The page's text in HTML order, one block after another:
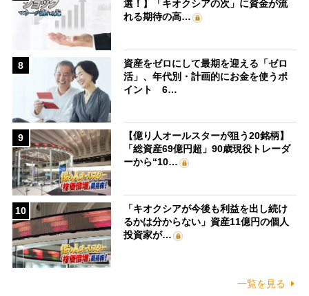
選！】「キオクシアの次」に資金が流
れる期待の高…
8
資産をゼロにして最期を迎える「ゼロ
活」、年代別・計画的にお金を使うポ
イント 6…
9
【億り人オールスターが狙う20銘柄】
「総資産69億円超」90歳現役トレーダ
ーから“10…
10
「キオクシアが今後も利益を出し続け
るかは分からない」資産11億円の個人
投資家が…
一覧を見る